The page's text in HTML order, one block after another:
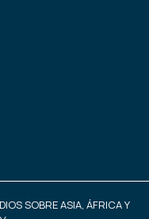
SOBRE ASIA, ÁFRICA Y